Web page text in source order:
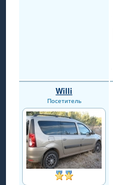
Willi
Посетитель